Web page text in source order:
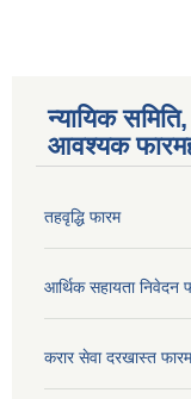
न्यायिक
आवश्यक
तहवृद्धि फारम
आर्थिक सहायता निवेदन
करार सेवा दरखास्त फारम